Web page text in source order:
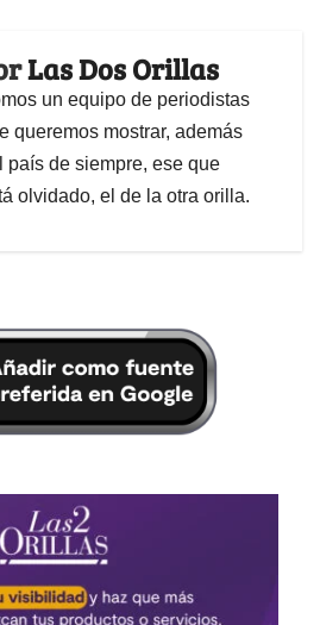
Las Dos Orillas
un equipo de periodistas
queremos mostrar, además
país de siempre, ese que
olvidado, el de la otra orilla.